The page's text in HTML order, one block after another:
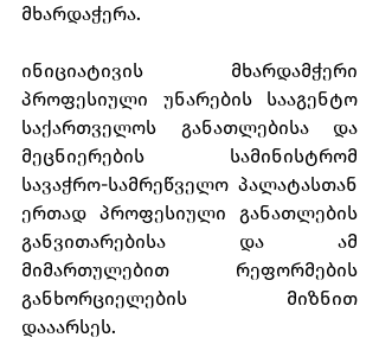
მხარდაჭერა.
ინიციატივის მხარდამჭერი
პროფესიული უნარების სააგენტო
საქართველოს განათლებისა და
მეცნიერების სამინისტრომ
სავაჭრო-სამრეწველო პალატასთან
ერთად პროფესიული განათლების
განვითარებისა და ამ
მიმართულებით რეფორმების
განხორციელების მიზნით
დააარსეს.